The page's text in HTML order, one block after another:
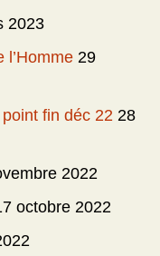
2023
l’Homme 29
fin déc 22 28
2022
octobre 2022